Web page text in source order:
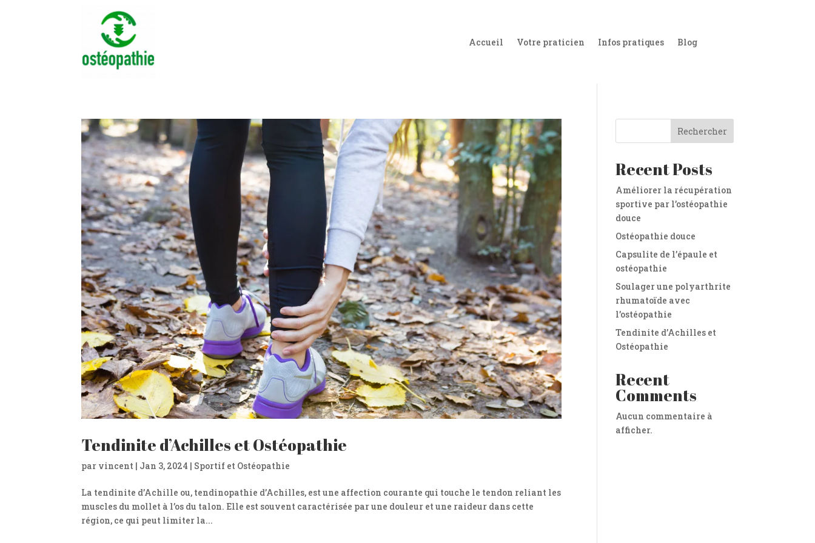
Accueil Votre praticien Infos pratiques Blog
Tendinite d’Achilles et Ostéopathie
par vincent | Jan 3, 2024 | Sportif et Ostéopathie
La tendinite d’Achille ou, tendinopathie d’Achilles, est une affection courante qui touche le tendon reliant les
muscles du mollet à l’os du talon. Elle est souvent caractérisée par une douleur et une raideur dans cette
région, ce qui peut limiter la...
Rechercher
Recent Posts
Améliorer la récupération
sportive par l’ostéopathie
douce
Ostéopathie douce
Capsulite de l’épaule et
ostéopathie
Soulager une polyarthrite
rhumatoïde avec
l’ostéopathie
Tendinite d’Achilles et
Ostéopathie
Recent
Comments
Aucun commentaire à
afficher.